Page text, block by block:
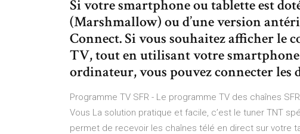
Si votre smartphone ou tablette est
(Marshmallow) ou d’une version
Connect. Si vous souhaitez afficher le
TV, tout en utilisant votre
ordinateur, vous pouvez connecter les
Programme TV SFR - Le programme TV des chaînes
Vous La solution pratique et facile, c’est le tuner TNT
permet de recevoir les chaînes télé en direct sur votre